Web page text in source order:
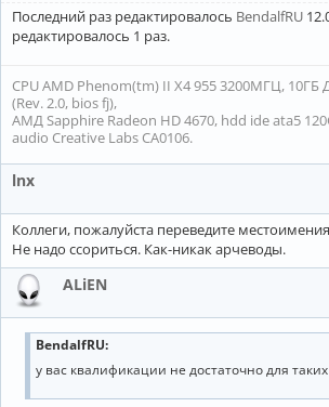
Последний раз редактировалось BendalfRU
редактировалось 1 раз.
CPU AMD Phenom(tm) II X4 955 3200МГЦ, 10ГБ
(Rev. 2.0, bios fj),
АМД Sapphire Radeon HD 4670, hdd ide ata5
audio Creative Labs CA0106.
lnx
Коллеги, пожалуйста переведите
Не надо ссориться. Как-никак арчеводы.
ALiEN
BendalfRU:
у вас квалификации не достаточно для